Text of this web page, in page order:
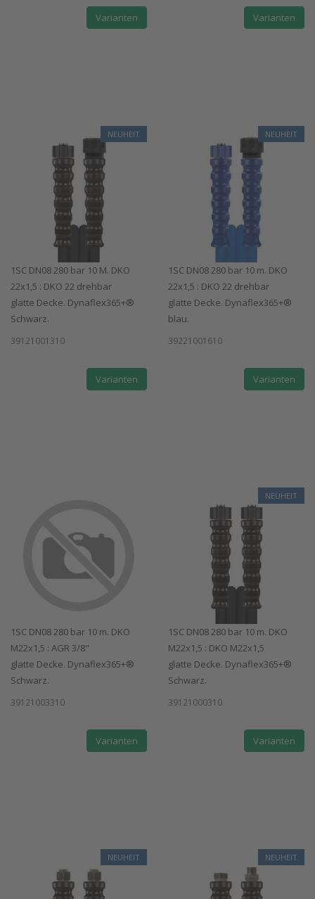
Varianten Varianten
NEUHEIT
1SC DN08 280 bar 10 M. DKO
22x1,5 : DKO 22 drehbar
glatte Decke. Dynaflex365+®
Schwarz.
39121001310
Varianten
NEUHEIT
1SC DN08 280 bar 10 m. DKO
22x1,5 : DKO 22 drehbar
glatte Decke. Dynaflex365+®
blau.
39221001610
Varianten
1SC DN08 280 bar 10 m. DKO
M22x1,5 : AGR 3/8"
glatte Decke. Dynaflex365+®
Schwarz.
39121003310
Varianten
NEUHEIT
1SC DN08 280 bar 10 m. DKO
M22x1,5 : DKO M22x1,5
glatte Decke. Dynaflex365+®
Schwarz.
39121000310
Varianten
NEUHEIT NEUHEIT